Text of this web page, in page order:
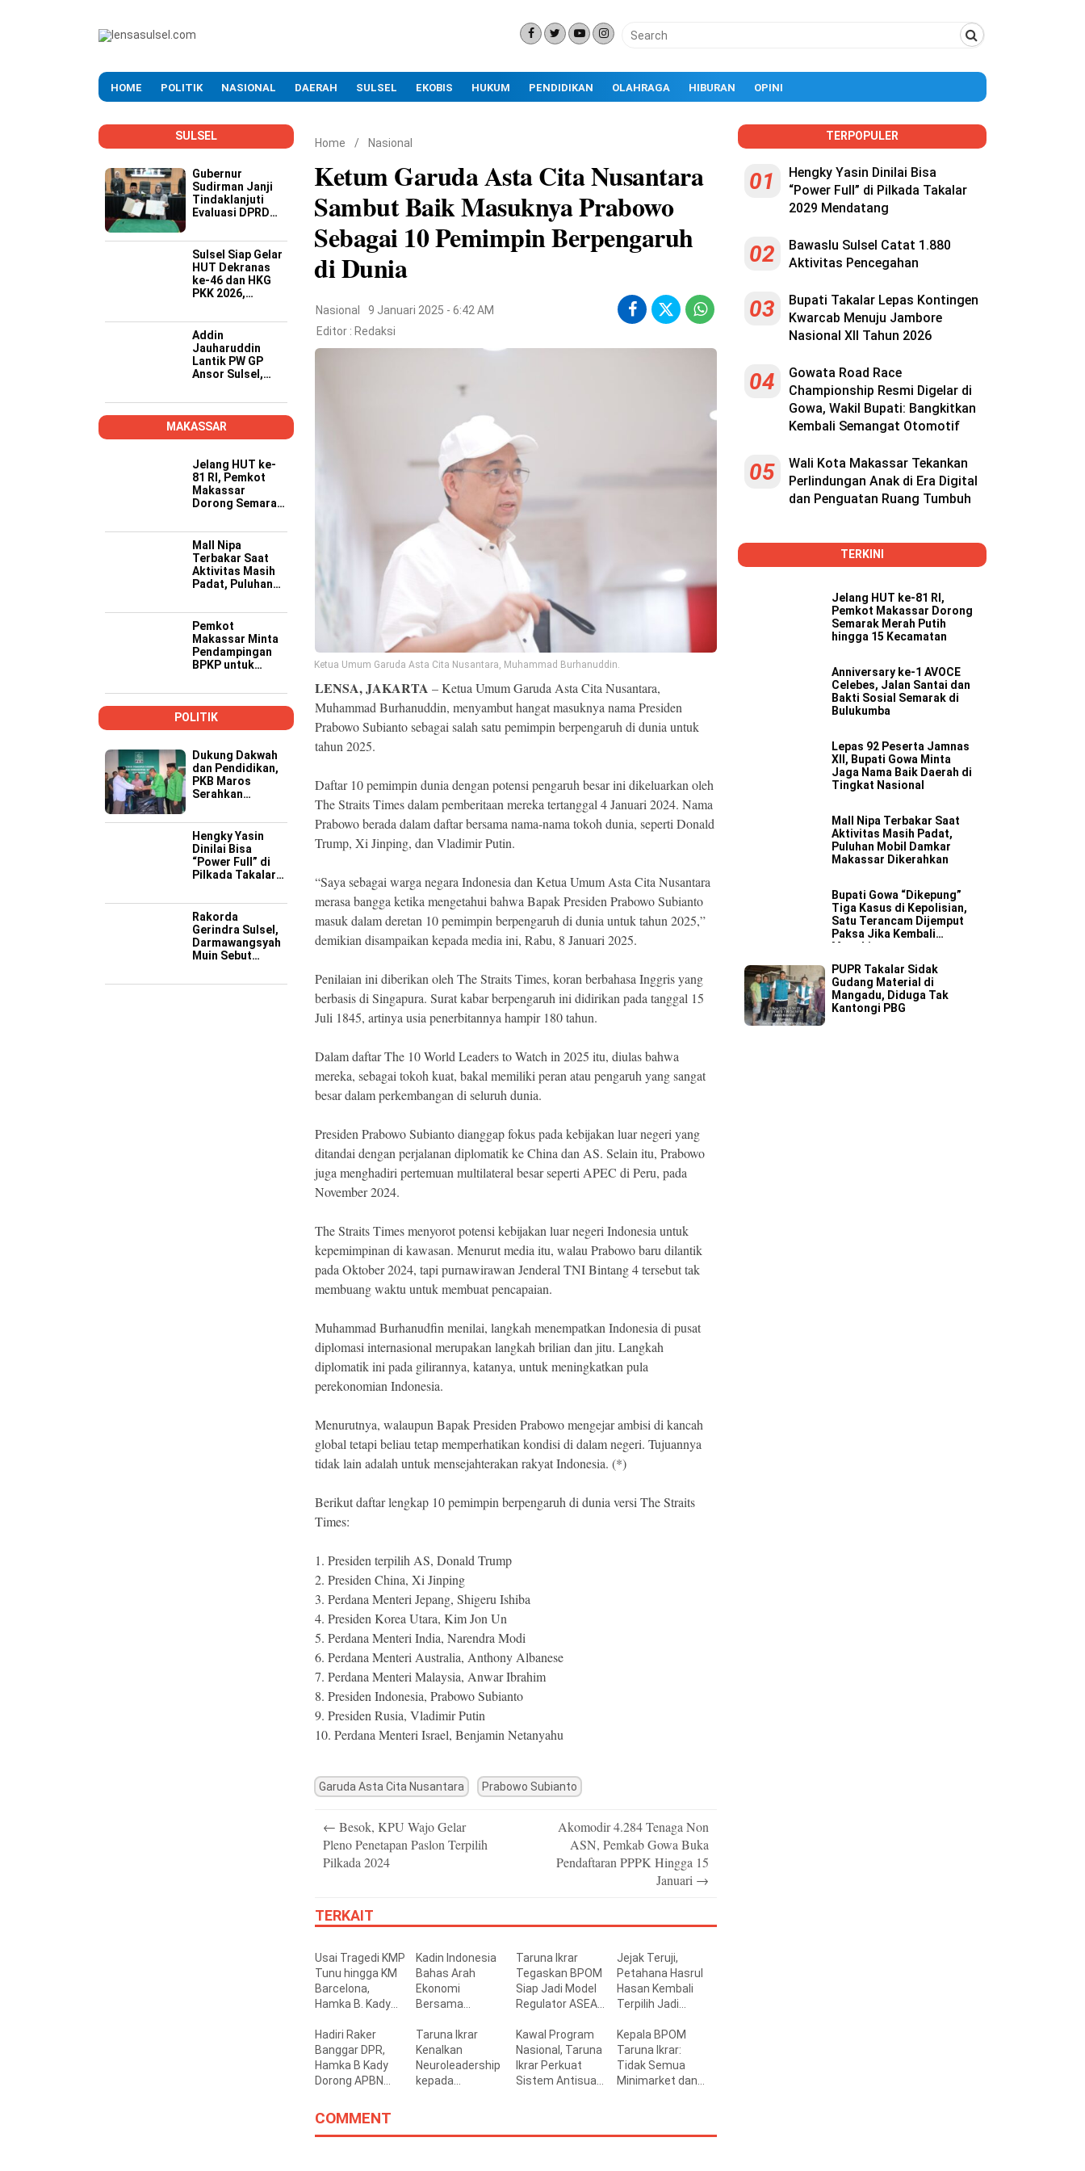
HOME POLITIK NASIONAL DAERAH SULSEL EKOBIS HUKUM PENDIDIKAN OLAHRAGA HIBURAN OPINI
SULSEL
Gubernur
Sudirman Janji
Tindaklanjuti
Evaluasi DPRD
Buruk OPD
Sulsel Siap Gelar
HUT Dekranas
ke-46 dan HKG
PKK 2026,
Promosi Wastra-
Kriya hingga
Dongkrak
Ekonomi Daerah
Addin
Jauharuddin
Lantik PW GP
Ansor Sulsel,
Kompeten,
Kreatif, dan Siap
Wujudkan
Ketahanan
MAKASSAR
Jelang HUT ke-
81 RI, Pemkot
Makassar
Dorong Semarak
hingga 15
Kecamatan
Mall Nipa
Terbakar Saat
Aktivitas Masih
Padat, Puluhan
Makassar
Dikerahkan
Pemkot
Makassar Minta
Pendampingan
BPKP untuk
PSEL Sesuai
Regulasi
POLITIK
Dukung Dakwah
dan Pendidikan,
PKB Maros
Serahkan
Operasional ke
Pesantren
Hidayatullah
Hengky Yasin
Dinilai Bisa
“Power Full” di
Pilkada Takalar
Rakorda
Gerindra Sulsel,
Darmawangsyah
Muin Sebut
Strategis
Home / Nasional
Ketum Garuda Asta Cita Nusantara
Sambut Baik Masuknya Prabowo
Sebagai 10 Pemimpin Berpengaruh
di Dunia
Nasional
9 Januari 2025 - 6:42 AM
Editor : Redaksi
Ketua Umum Garuda Asta Cita Nusantara, Muhammad Burhanuddin.
LENSA, JAKARTA – Ketua Umum Garuda Asta Cita Nusantara,
Muhammad Burhanuddin, menyambut hangat masuknya nama Presiden
Prabowo Subianto sebagai salah satu pemimpin berpengaruh di dunia untuk
tahun 2025.
Daftar 10 pemimpin dunia dengan potensi pengaruh besar ini dikeluarkan oleh
The Straits Times dalam pemberitaan mereka tertanggal 4 Januari 2024. Nama
Prabowo berada dalam daftar bersama nama-nama tokoh dunia, seperti Donald
Trump, Xi Jinping, dan Vladimir Putin.
“Saya sebagai warga negara Indonesia dan Ketua Umum Asta Cita Nusantara
merasa bangga ketika mengetahui bahwa Bapak Presiden Prabowo Subianto
masuk dalam deretan 10 pemimpin berpengaruh di dunia untuk tahun 2025,”
demikian disampaikan kepada media ini, Rabu, 8 Januari 2025.
Penilaian ini diberikan oleh The Straits Times, koran berbahasa Inggris yang
berbasis di Singapura. Surat kabar berpengaruh ini didirikan pada tanggal 15
Juli 1845, artinya usia penerbitannya hampir 180 tahun.
Dalam daftar The 10 World Leaders to Watch in 2025 itu, diulas bahwa
mereka, sebagai tokoh kuat, bakal memiliki peran atau pengaruh yang sangat
besar dalam perkembangan di seluruh dunia.
Presiden Prabowo Subianto dianggap fokus pada kebijakan luar negeri yang
ditandai dengan perjalanan diplomatik ke China dan AS. Selain itu, Prabowo
juga menghadiri pertemuan multilateral besar seperti APEC di Peru, pada
November 2024.
The Straits Times menyorot potensi kebijakan luar negeri Indonesia untuk
kepemimpinan di kawasan. Menurut media itu, walau Prabowo baru dilantik
pada Oktober 2024, tapi purnawirawan Jenderal TNI Bintang 4 tersebut tak
membuang waktu untuk membuat pencapaian.
Muhammad Burhanudfin menilai, langkah menempatkan Indonesia di pusat
diplomasi internasional merupakan langkah brilian dan jitu. Langkah
diplomatik ini pada gilirannya, katanya, untuk meningkatkan pula
perekonomian Indonesia.
Menurutnya, walaupun Bapak Presiden Prabowo mengejar ambisi di kancah
global tetapi beliau tetap memperhatikan kondisi di dalam negeri. Tujuannya
tidak lain adalah untuk mensejahterakan rakyat Indonesia. (*)
Berikut daftar lengkap 10 pemimpin berpengaruh di dunia versi The Straits
Times:
1. Presiden terpilih AS, Donald Trump
2. Presiden China, Xi Jinping
3. Perdana Menteri Jepang, Shigeru Ishiba
4. Presiden Korea Utara, Kim Jon Un
5. Perdana Menteri India, Narendra Modi
6. Perdana Menteri Australia, Anthony Albanese
7. Perdana Menteri Malaysia, Anwar Ibrahim
8. Presiden Indonesia, Prabowo Subianto
9. Presiden Rusia, Vladimir Putin
10. Perdana Menteri Israel, Benjamin Netanyahu
Garuda Asta Cita Nusantara Prabowo Subianto
navigation
← Besok, KPU Wajo Gelar
Pleno Penetapan Paslon Terpilih
Pilkada 2024
Akomodir 4.284 Tenaga Non
ASN, Pemkab Gowa Buka
Pendaftaran PPPK Hingga 15
Januari →
TERKAIT
Usai Tragedi KMP
Tunu hingga KM
Barcelona,
Hamka B. Kady
Pelayaran
Dibongkar
Kadin Indonesia
Bahas Arah
Ekonomi
Bersama
Prabowo, AYP:
Dialog Rutin
Percepat
Investasi dan
Taruna Ikrar
Tegaskan BPOM
Siap Jadi Model
Regulator ASEAN
Strategis dengan
USP
Jejak Teruji,
Petahana Hasrul
Hasan Kembali
Terpilih Jadi
Hadiri Raker
Banggar DPR,
Hamka B Kady
Dorong APBN
Sasaran
Taruna Ikrar
Kenalkan
Neuroleadership
kepada
Kawal Program
Nasional, Taruna
Ikrar Perkuat
Sistem Antisuap
Kepala BPOM
Taruna Ikrar:
Tidak Semua
Minimarket dan
COMMENT
TERPOPULER
01
Hengky Yasin Dinilai Bisa
“Power Full” di Pilkada Takalar
2029 Mendatang
02
Bawaslu Sulsel Catat 1.880
Aktivitas Pencegahan
03
Bupati Takalar Lepas Kontingen
Kwarcab Menuju Jambore
Nasional XII Tahun 2026
04
Gowata Road Race
Championship Resmi Digelar di
Gowa, Wakil Bupati: Bangkitkan
Kembali Semangat Otomotif
05
Wali Kota Makassar Tekankan
Perlindungan Anak di Era Digital
dan Penguatan Ruang Tumbuh
TERKINI
Jelang HUT ke-81 RI,
Pemkot Makassar Dorong
Semarak Merah Putih
hingga 15 Kecamatan
Anniversary ke-1 AVOCE
Celebes, Jalan Santai dan
Bakti Sosial Semarak di
Bulukumba
Lepas 92 Peserta Jamnas
XII, Bupati Gowa Minta
Jaga Nama Baik Daerah di
Tingkat Nasional
Mall Nipa Terbakar Saat
Aktivitas Masih Padat,
Puluhan Mobil Damkar
Makassar Dikerahkan
Bupati Gowa “Dikepung”
Tiga Kasus di Kepolisian,
Satu Terancam Dijemput
Paksa Jika Kembali
Mangkir
PUPR Takalar Sidak
Gudang Material di
Mangadu, Diduga Tak
Kantongi PBG